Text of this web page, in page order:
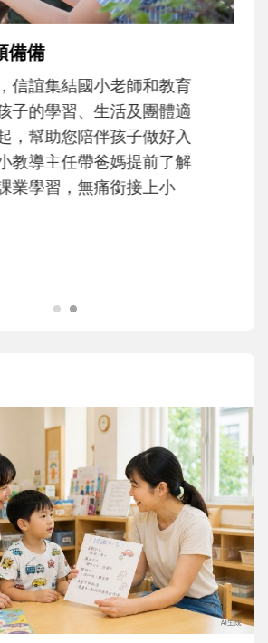
大的那個男人│讀懂父親的
長當爸爸！男人總是在一次
的體驗中，跟著孩子一起長
感的肢體遊戲，到獨立自
解決問題的能力養成。爸爸